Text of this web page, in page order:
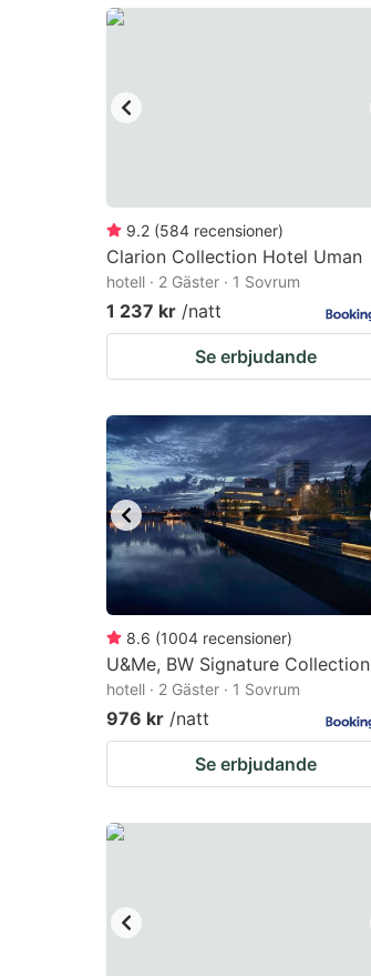
shortcuts
for
changing
dates.
9.2 (584 recensioner)
Clarion Collection Hotel Uman
hotell · 2 Gäster · 1 Sovrum
1 237 kr /natt
Se erbjudande
8.6 (1004 recensioner)
U&Me, BW Signature Collection
hotell · 2 Gäster · 1 Sovrum
976 kr /natt
Se erbjudande